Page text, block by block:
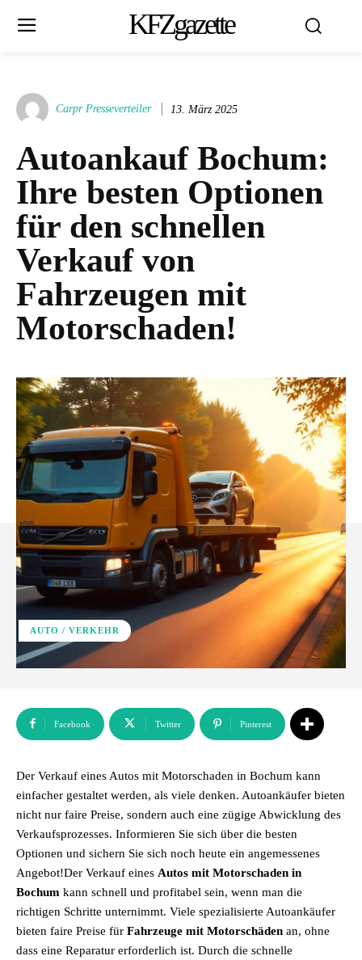
KFZgazette
Carpr Presseverteiler 13. März 2025
Autoankauf Bochum:
Ihre besten Optionen
für den schnellen
Verkauf von
Fahrzeugen mit
Motorschaden!
AUTO / VERKEHR
Facebook Twitter Pinterest
Der Verkauf eines Autos mit Motorschaden in Bochum kann
einfacher gestaltet werden, als viele denken. Autoankäufer bieten
nicht nur faire Preise, sondern auch eine zügige Abwicklung des
Verkaufsprozesses. Informieren Sie sich über die besten
Optionen und sichern Sie sich noch heute ein angemessenes
Angebot!Der Verkauf eines Autos mit Motorschaden in
Bochum kann schnell und profitabel sein, wenn man die
richtigen Schritte unternimmt. Viele spezialisierte Autoankäufer
bieten faire Preise für Fahrzeuge mit Motorschäden an, ohne
dass eine Reparatur erforderlich ist. Durch die schnelle